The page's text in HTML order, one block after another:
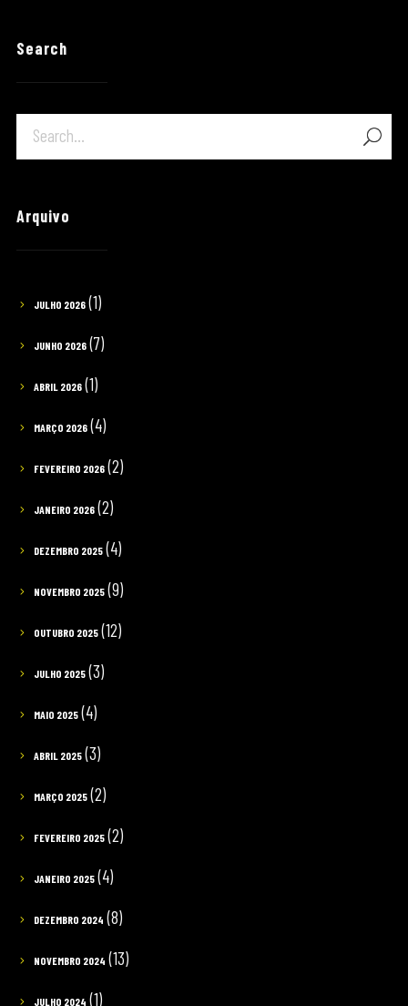
Search
Arquivo
JULHO 2026(1)
JUNHO 2026(7)
ABRIL 2026(1)
MARÇO 2026(4)
FEVEREIRO 2026(2)
JANEIRO 2026(2)
DEZEMBRO 2025(4)
NOVEMBRO 2025(9)
OUTUBRO 2025(12)
JULHO 2025(3)
MAIO 2025(4)
ABRIL 2025(3)
MARÇO 2025(2)
FEVEREIRO 2025(2)
JANEIRO 2025(4)
DEZEMBRO 2024 (8)
NOVEMBRO 2024 (13)
JULHO 2024 (1)